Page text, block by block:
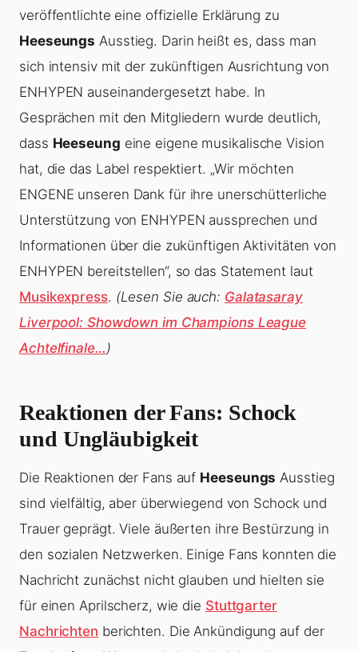
veröffentlichte eine offizielle Erklärung zu
Heeseungs Ausstieg. Darin heißt es, dass man
sich intensiv mit der zukünftigen Ausrichtung von
ENHYPEN auseinandergesetzt habe. In
Gesprächen mit den Mitgliedern wurde deutlich,
dass Heeseung eine eigene musikalische Vision
hat, die das Label respektiert. „Wir möchten
ENGENE unseren Dank für ihre unerschütterliche
Unterstützung von ENHYPEN aussprechen und
Informationen über die zukünftigen Aktivitäten von
ENHYPEN bereitstellen“, so das Statement laut
Musikexpress. (Lesen Sie auch: Galatasaray
Liverpool: Showdown im Champions League
Achtelfinale…)
Reaktionen der Fans: Schock
und Ungläubigkeit
Die Reaktionen der Fans auf Heeseungs Ausstieg
sind vielfältig, aber überwiegend von Schock und
Trauer geprägt. Viele äußerten ihre Bestürzung in
den sozialen Netzwerken. Einige Fans konnten die
Nachricht zunächst nicht glauben und hielten sie
für einen Aprilscherz, wie die Stuttgarter
Nachrichten berichten. Die Ankündigung auf der